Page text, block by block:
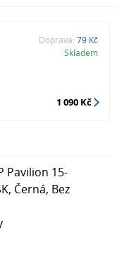
Doprava: 79 Kč
Skladem
1 090 Kč
Pavilion 15-
Černá, Bez